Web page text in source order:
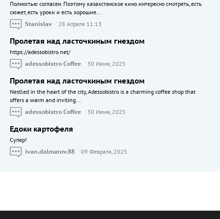
Полностью согласен. Поэтому казахстанское кино интересно смотреть, есть
сюжет, есть уроки и есть хорошие...
Stanislav
28 Апреля 11:13
Пролетая над ласточкиным гнездом
https://adessobistro.net/
adessobistro Coffee
30 Июня, 2025
Пролетая над ласточкиным гнездом
Nestled in the heart of the city, Adessobistro is a charming coffee shop that
offers a warm and inviting...
adessobistro Coffee
30 Июня, 2025
Едоки картофеля
Cупер!
ivan.dalmatov.88
09 Февраля, 2025